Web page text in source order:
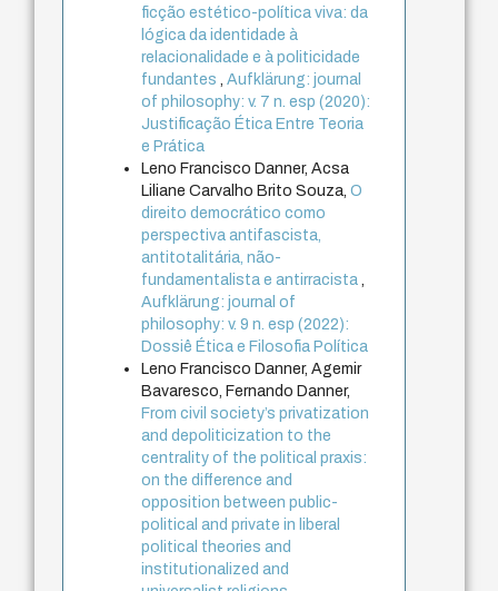
ficção estético-política viva: da
lógica da identidade à
relacionalidade e à politicidade
fundantes
,Aufklärung: journal
of philosophy: v. 7 n. esp (2020):
Justificação Ética Entre Teoria
e Prática
Leno Francisco Danner, Acsa
Liliane Carvalho Brito Souza,O
direito democrático como
perspectiva antifascista,
antitotalitária, não-
fundamentalista e antirracista
Aufklärung: journal of
philosophy: v. 9 n. esp (2022):
Dossiê Ética e Filosofia Política
Leno Francisco Danner, Agemir
Bavaresco, Fernando Danner,
From civil society’s privatization
and depoliticization to the
centrality of the political praxis:
on the difference and
opposition between public-
political and private in liberal
political theories and
institutionalized and